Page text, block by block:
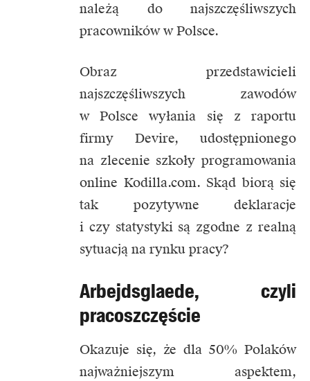
należą do najszczęśliwszych
pracowników w Polsce.
Obraz przedstawicieli
najszczęśliwszych zawodów
w Polsce wyłania się z raportu
firmy Devire, udostępnionego
na zlecenie szkoły programowania
online Kodilla.com. Skąd biorą się
tak pozytywne deklaracje
i czy statystyki są zgodne z realną
sytuacją na rynku pracy?
Arbejdsglaede, czyli
pracoszczęście
Okazuje się, że dla 50% Polaków
najważniejszym aspektem,